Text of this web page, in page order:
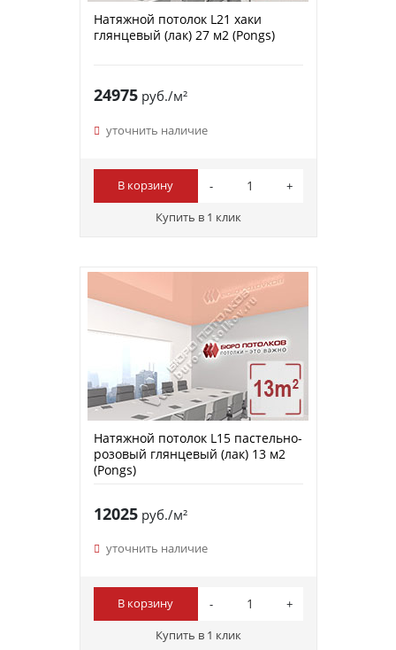
Натяжной потолок L21 хаки
глянцевый (лак) 27 м2 (Pongs)
24975руб./м²
уточнить наличие
В корзину
Купить в 1 клик
Натяжной потолок L15 пастельно-
розовый глянцевый (лак) 13 м2
(Pongs)
12025руб./м²
уточнить наличие
В корзину
Купить в 1 клик